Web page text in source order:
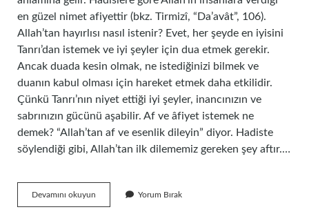
en güzel nimet afiyettir (bkz. Tirmizî, “Da’avât”, 106).
Allah’tan hayırlısı nasıl istenir? Evet, her şeyde en iyisini
Tanrı’dan istemek ve iyi şeyler için dua etmek gerekir.
Ancak duada kesin olmak, ne istediğinizi bilmek ve
duanın kabul olması için hareket etmek daha etkilidir.
Çünkü Tanrı’nın niyet ettiği iyi şeyler, inancınızın ve
sabrınızın gücünü aşabilir. Af ve âfiyet istemek ne
demek? “Allah’tan af ve esenlik dileyin” diyor. Hadiste
söylendiği gibi, Allah’tan ilk dilememiz gereken şey aftır.…
Devamını okuyun
Afiyet
Yorum Bırak